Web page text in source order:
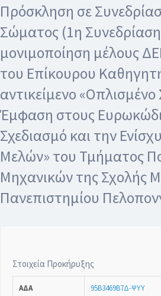
Πρόσκληση σε
Σώματος (1η
μονιμοποίηση μέλους
του Επίκουρου
αντικείμενο
Έμφαση στους
Σχεδιασμό και την
Μελών» του Τμήματος
Μηχανικών της Σχολής
Πανεπιστημίου
Στοιχεία Προκήρυξης
ΑΔΑ 95Β3469Β7Δ-ΨΥΥ